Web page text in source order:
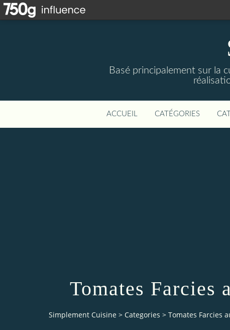
Basé principalement sur la
ACCUEIL CATÉGORIES
Tomates Farcies
Simplement Cuisine > Categories > Tomates Farcies